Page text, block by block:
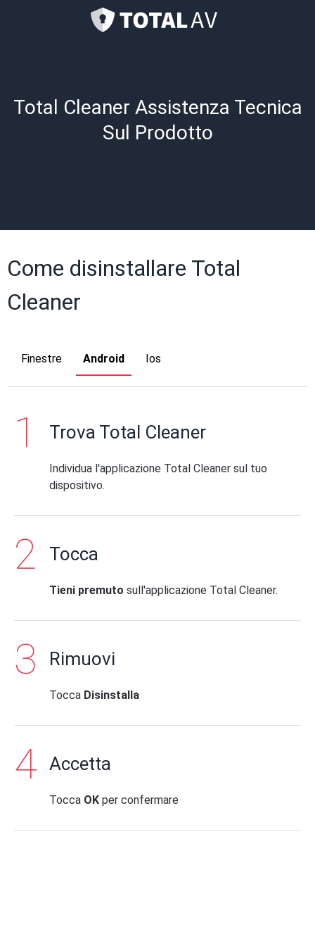
Total Cleaner Assistenza Tecnica
Sul Prodotto
Come disinstallare Total
Cleaner
Finestre Android Ios
Trova Total Cleaner
Individua l'applicazione Total Cleaner sul tuo
dispositivo.
Tocca
Tieni premuto sull'applicazione Total Cleaner.
Rimuovi
Tocca Disinstalla
Accetta
Tocca OK per confermare